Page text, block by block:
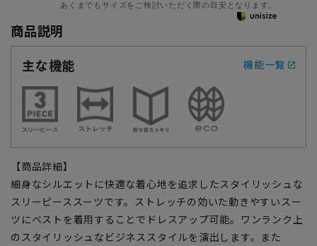
あくまでもサイズをご検討いただく際の目安となります。
商品説明
主な機能
機能一覧
【商品詳細】
細身なシルエットに快適な着心地を追求したスタイリッシュな
スリーピーススーツです。ストレッチの効いた動きやすいスー
ツにベストを着用することでドレスアップ可能。ワンランク上
のスタイリッシュなビジネススタイルを演出します。また